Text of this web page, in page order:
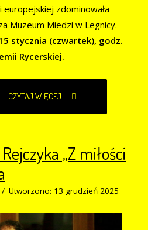
zdominowała
Muzeum Miedzi w Legnicy.
stycznia (czwartek), godz.
Rycerskiej.
CZYTAJ WIĘCEJ...
„Z miłości
Utworzono: 13 grudzień 2025